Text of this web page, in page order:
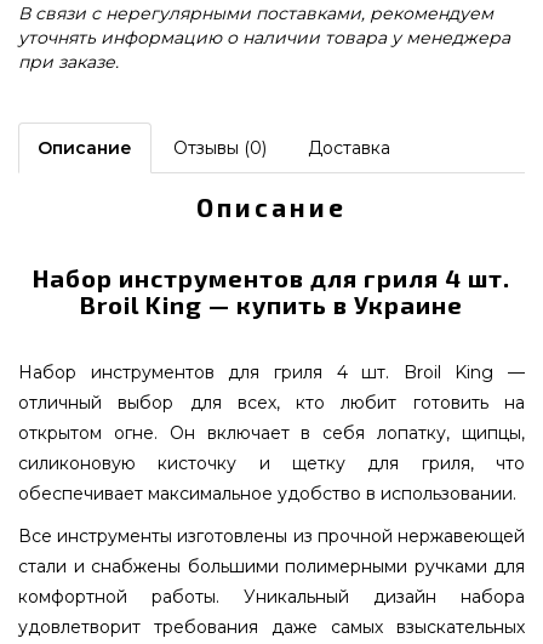
В связи с нерегулярными поставками, рекомендуем
уточнять информацию о наличии товара у менеджера
при заказе.
Описание Отзывы (0) Доставка
Описание
Набор инструментов для гриля 4 шт.
Broil King — купить в Украине
Набор инструментов для гриля 4 шт. Broil King —
отличный выбор для всех, кто любит готовить на
открытом огне. Он включает в себя лопатку, щипцы,
силиконовую кисточку и щетку для гриля, что
обеспечивает максимальное удобство в использовании.
Все инструменты изготовлены из прочной нержавеющей
стали и снабжены большими полимерными ручками для
комфортной работы. Уникальный дизайн набора
удовлетворит требования даже самых взыскательных